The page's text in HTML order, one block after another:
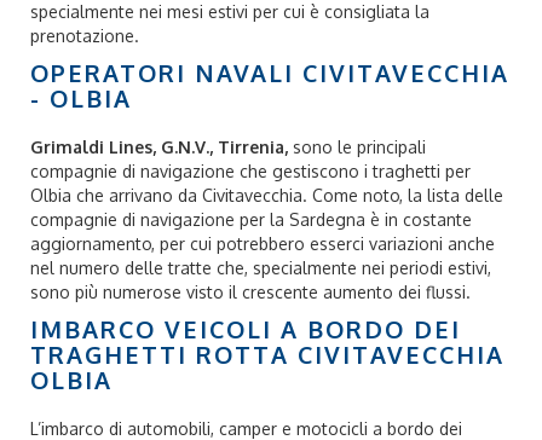
specialmente nei mesi estivi per cui è consigliata la
prenotazione.
OPERATORI NAVALI CIVITAVECCHIA
- OLBIA
Grimaldi Lines, G.N.V., Tirrenia, sono le principali
compagnie di navigazione che gestiscono i traghetti per
Olbia che arrivano da Civitavecchia. Come noto, la lista delle
compagnie di navigazione per la Sardegna è in costante
aggiornamento, per cui potrebbero esserci variazioni anche
nel numero delle tratte che, specialmente nei periodi estivi,
sono più numerose visto il crescente aumento dei flussi.
IMBARCO VEICOLI A BORDO DEI
TRAGHETTI ROTTA CIVITAVECCHIA
OLBIA
L’imbarco di automobili, camper e motocicli a bordo dei